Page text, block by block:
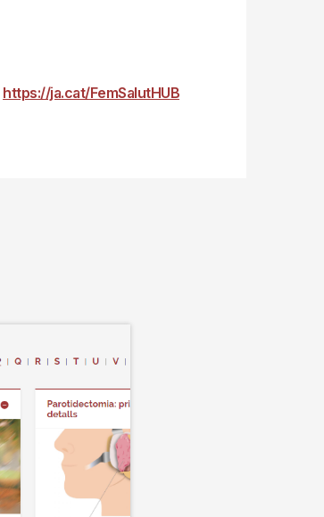
https://ja.cat/FemSalutHUB